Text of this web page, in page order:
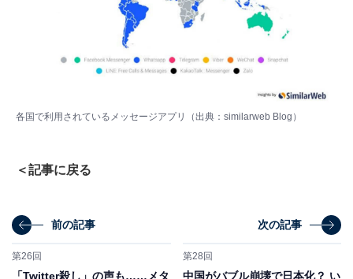
各国で利用されているメッセージアプリ（出典：similarweb Blog）
＜記事に戻る
前の記事
第26回
「Twitter殺し」の声も……メタ
次の記事
第28回
中国がバブル崩壊で日本化？ い